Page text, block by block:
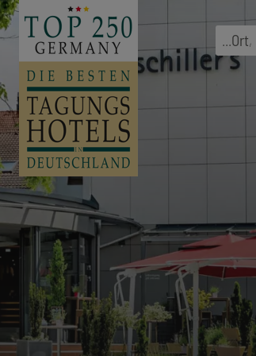
...Ort,